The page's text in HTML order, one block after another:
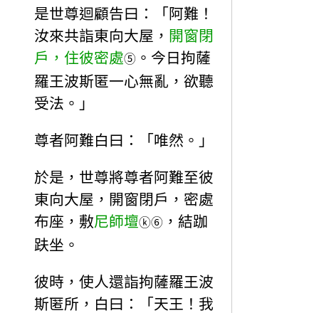
是世尊迴顧告曰：「阿難！
汝來共詣東向大屋， 開窗閉
戶，住彼密處⑤ 。今日拘薩
羅王波斯匿一心無亂，欲聽
受法。」
尊者阿難白曰：「唯然。」
於是，世尊將尊者阿難至彼
東向大屋，開窗閉戶，密處
布座，敷尼師壇ⓚ⑥ ，結跏
趺坐。
彼時，使人還詣拘薩羅王波
斯匿所，白曰：「天王！我